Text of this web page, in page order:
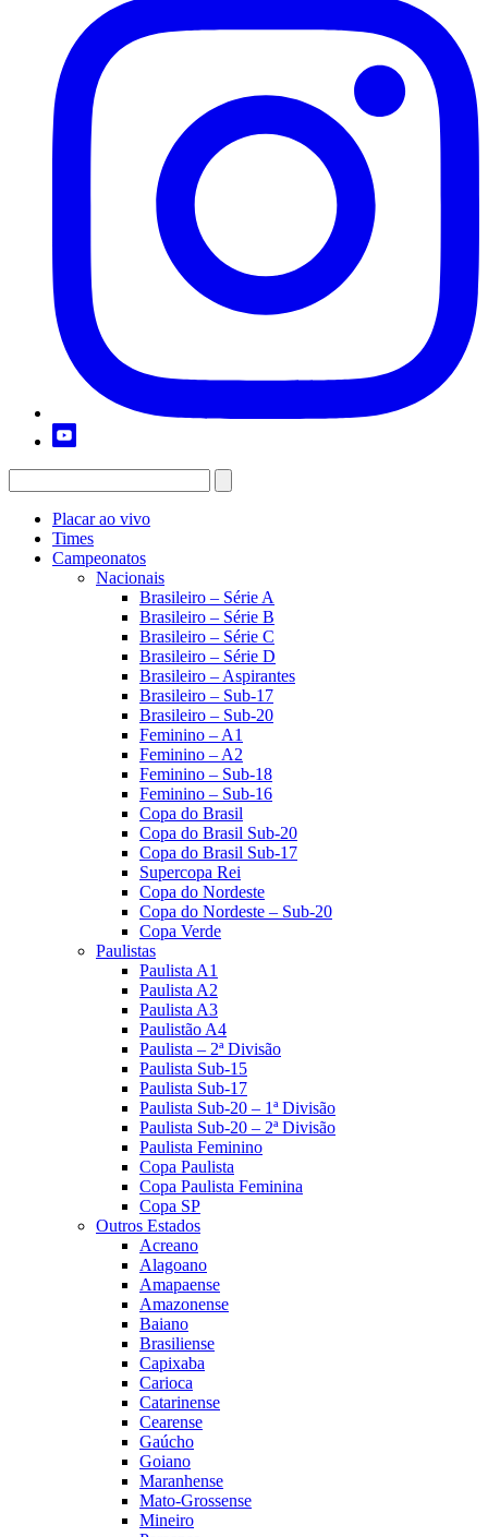
Placar ao vivo
Times
Campeonatos
Nacionais
Brasileiro – Série A
Brasileiro – Série B
Brasileiro – Série C
Brasileiro – Série D
Brasileiro – Aspirantes
Brasileiro – Sub-17
Brasileiro – Sub-20
Feminino – A1
Feminino – A2
Feminino – Sub-18
Feminino – Sub-16
Copa do Brasil
Copa do Brasil Sub-20
Copa do Brasil Sub-17
Supercopa Rei
Copa do Nordeste
Copa do Nordeste – Sub-20
Copa Verde
Paulistas
Paulista A1
Paulista A2
Paulista A3
Paulistão A4
Paulista – 2ª Divisão
Paulista Sub-15
Paulista Sub-17
Paulista Sub-20 – 1ª Divisão
Paulista Sub-20 – 2ª Divisão
Paulista Feminino
Copa Paulista
Copa Paulista Feminina
Copa SP
Outros Estados
Acreano
Alagoano
Amapaense
Amazonense
Baiano
Brasiliense
Capixaba
Carioca
Catarinense
Cearense
Gaúcho
Goiano
Maranhense
Mato-Grossense
Mineiro